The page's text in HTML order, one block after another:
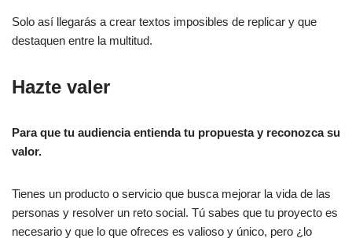
Solo así llegarás a crear textos imposibles de replicar y que
destaquen entre la multitud.
Hazte valer
Para que tu audiencia entienda tu propuesta y reconozca su
valor.
Tienes un producto o servicio que busca mejorar la vida de las
personas y resolver un reto social. Tú sabes que tu proyecto es
necesario y que lo que ofreces es valioso y único, pero ¿lo